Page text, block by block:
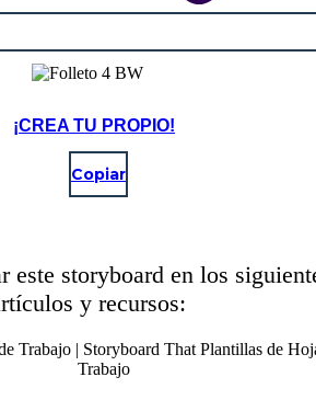
¡CREA TU PROPIO!
Copiar
este storyboard en los
y recursos: